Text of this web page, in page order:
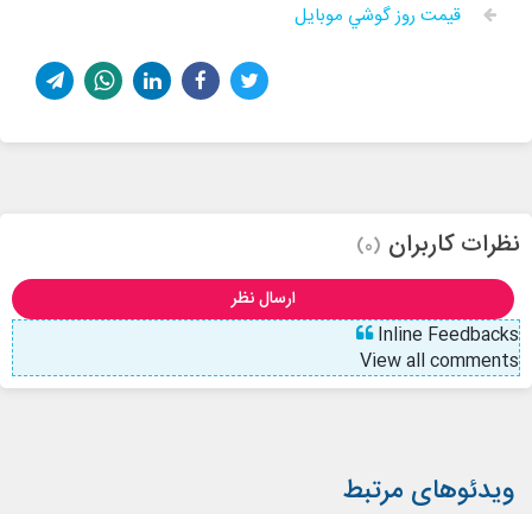
قيمت روز گوشي موبايل
نظرات کاربران (0)
ارسال نظر
Inline Feedbacks
View all comments
ویدئوهای مرتبط